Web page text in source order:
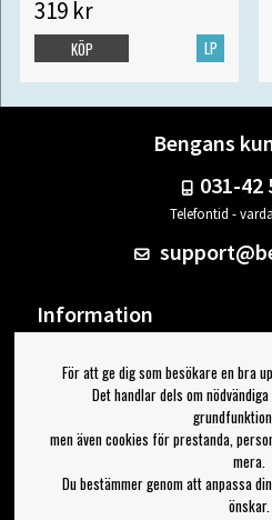
319 kr
LP
KÖP
Bengans
031-42
Telefontid -
Information
Om Bengans
FAQ / Köp- & Leveransvillkor
Jag vill ha tips
För att ge dig som besökare en bra
Det handlar dels om
men även cookies för prestanda,
mera.
Du bestämmer genom att anpassa
önskar.